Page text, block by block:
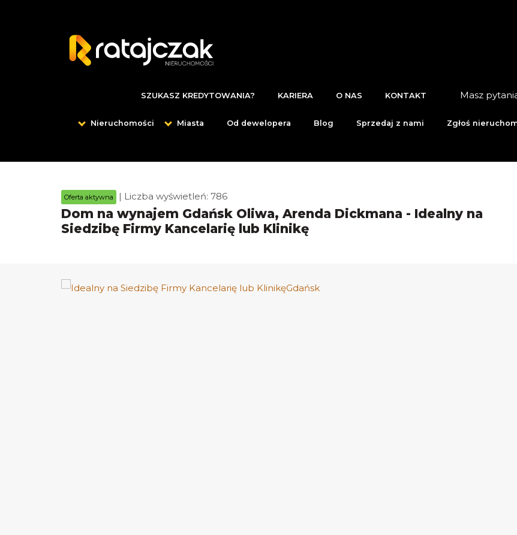
Masz
SZUKASZ KREDYTOWANIA? KARIERA O NAS KONTAKT
Nieruchomości Miasta Od dewelopera Blog Sprzedaj z nami Zgłoś
Oferta aktywna | Liczba wyświetleń: 786
Dom na wynajem Gdańsk Oliwa, Arenda Dickmana - Idealny na
Siedzibę Firmy Kancelarię lub Klinikę